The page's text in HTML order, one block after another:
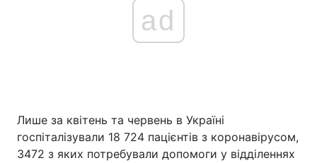
ad
Лише за квітень та червень в Україні
госпіталізували 18 724 пацієнтів з коронавірусом,
3472 з яких потребували допомоги у відділеннях